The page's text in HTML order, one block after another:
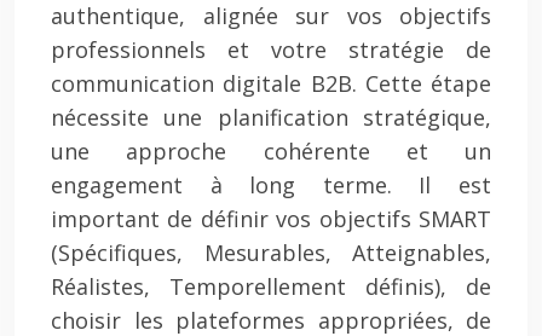
authentique, alignée sur vos objectifs
professionnels et votre stratégie de
communication digitale B2B. Cette étape
nécessite une planification stratégique,
une approche cohérente et un
engagement à long terme. Il est
important de définir vos objectifs SMART
(Spécifiques, Mesurables, Atteignables,
Réalistes, Temporellement définis), de
choisir les plateformes appropriées, de